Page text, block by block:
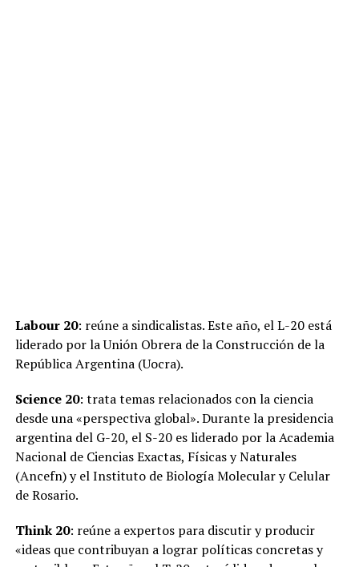
Labour 20: reúne a sindicalistas. Este año, el L-20 está
liderado por la Unión Obrera de la Construcción de la
República Argentina (Uocra).
Science 20: trata temas relacionados con la ciencia
desde una «perspectiva global». Durante la presidencia
argentina del G-20, el S-20 es liderado por la Academia
Nacional de Ciencias Exactas, Físicas y Naturales
(Ancefn) y el Instituto de Biología Molecular y Celular
de Rosario.
Think 20: reúne a expertos para discutir y producir
«ideas que contribuyan a lograr políticas concretas y